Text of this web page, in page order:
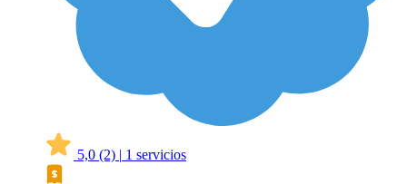
5,0 (2) | 1 servicios